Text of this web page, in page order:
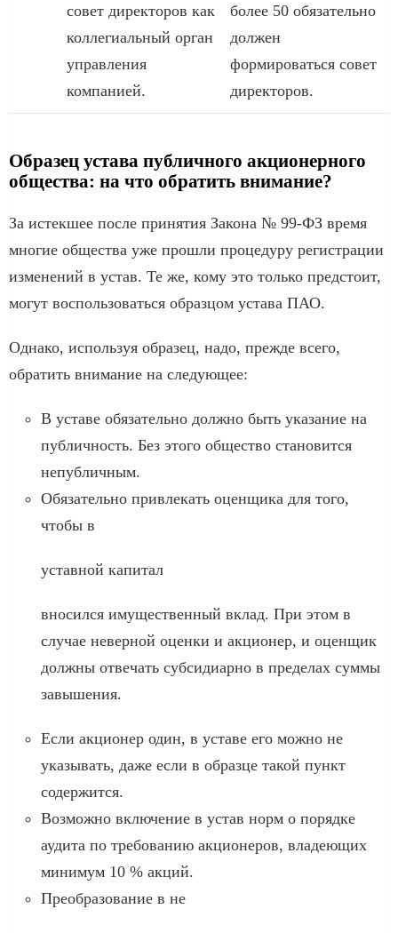
совет директоров как
коллегиальный орган
управления
компанией.
более 50 обязательно
должен
формироваться совет
директоров.
Образец устава публичного акционерного
общества: на что обратить внимание?
За истекшее после принятия Закона № 99-ФЗ время
многие общества уже прошли процедуру регистрации
изменений в устав. Те же, кому это только предстоит,
могут воспользоваться образцом устава ПАО.
Однако, используя образец, надо, прежде всего,
обратить внимание на следующее:
В уставе обязательно должно быть указание на
публичность. Без этого общество становится
непубличным.
Обязательно привлекать оценщика для того,
чтобы в
уставной капитал
вносился имущественный вклад. При этом в
случае неверной оценки и акционер, и оценщик
должны отвечать субсидиарно в пределах суммы
завышения.
Если акционер один, в уставе его можно не
указывать, даже если в образце такой пункт
содержится.
Возможно включение в устав норм о порядке
аудита по требованию акционеров, владеющих
минимум 10 % акций.
Преобразование в не